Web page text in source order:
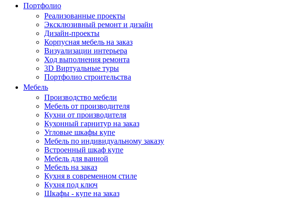
Портфолио
Реализованные проекты
Эксклюзивный ремонт и дизайн
Дизайн-проекты
Корпусная мебель на заказ
Визуализации интерьера
Ход выполнения ремонта
3D Виртуальные туры
Портфолио строительства
Мебель
Производство мебели
Мебель от производителя
Кухни от производителя
Кухонный гарнитур на заказ
Угловые шкафы купе
Мебель по индивидуальному заказу
Встроенный шкаф купе
Мебель для ванной
Мебель на заказ
Кухня в современном стиле
Кухня под ключ
Шкафы - купе на заказ